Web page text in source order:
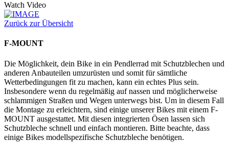
Watch Video
Zurück zur Übersicht
F-MOUNT
Die Möglichkeit, dein Bike in ein Pendlerrad mit Schutzblechen und
anderen Anbauteilen umzurüsten und somit für sämtliche
Wetterbedingungen fit zu machen, kann ein echtes Plus sein.
Insbesondere wenn du regelmäßig auf nassen und möglicherweise
schlammigen Straßen und Wegen unterwegs bist. Um in diesem Fall
die Montage zu erleichtern, sind einige unserer Bikes mit einem F-
MOUNT ausgestattet. Mit diesen integrierten Ösen lassen sich
Schutzbleche schnell und einfach montieren. Bitte beachte, dass
einige Bikes modellspezifische Schutzbleche benötigen.